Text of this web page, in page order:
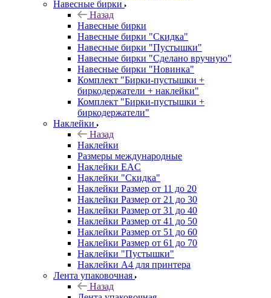
Навесные бирки
Назад
Навесные бирки
Навесные бирки "Скидка"
Навесные бирки "Пустышки"
Навесные бирки "Сделано вручную"
Навесные бирки "Новинка"
Комплект "Бирки-пустышки +
биркодержатели + наклейки"
Комплект "Бирки-пустышки +
биркодержатели"
Наклейки
Назад
Наклейки
Размеры международные
Наклейки EAC
Наклейки "Скидка"
Наклейки Размер от 11 до 20
Наклейки Размер от 21 до 30
Наклейки Размер от 31 до 40
Наклейки Размер от 41 до 50
Наклейки Размер от 51 до 60
Наклейки Размер от 61 до 70
Наклейки "Пустышки"
Наклейки А4 для принтера
Лента упаковочная
Назад